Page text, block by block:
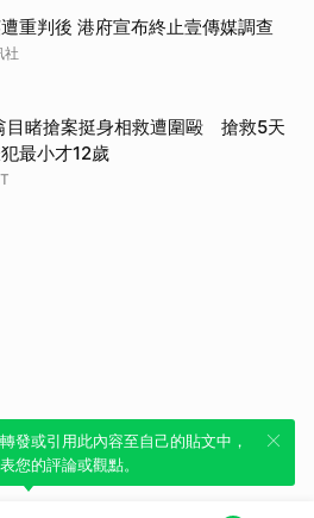
重判後 港府宣布終止壹傳媒調查
社
目睹搶案挺身相救遭圍毆 搶救5天
最小才12歲
一鍵引用此內容，透過發布貼
達個人立場。
發或引用此內容至自己的貼文中，
您的評論或觀點。